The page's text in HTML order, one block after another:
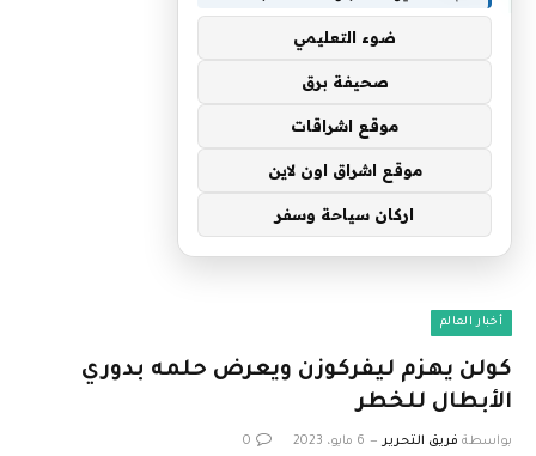
أخبار العالم
كولن يهزم ليفركوزن ويعرض حلمه بدوري
الأبطال للخطر
بواسطة فريق التحرير 6 مايو، 2023 0
ضوء التعليمي
صحيفة برق
موقع اشراقات
موقع اشراق اون لاين
اركان سياحة وسفر